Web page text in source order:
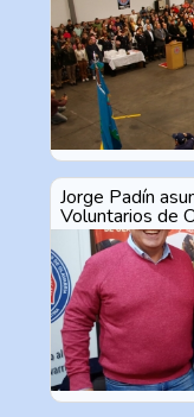
Jorge Padín
Voluntarios de